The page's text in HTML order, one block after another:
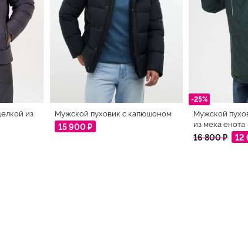
из
Мужской пуховик с капюшоном
15 900 ₽
-25%
Мужской
из меха енота
16 800 ₽ 12